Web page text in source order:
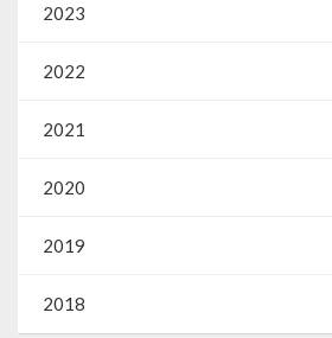
2023
2022
2021
2020
2019
2018